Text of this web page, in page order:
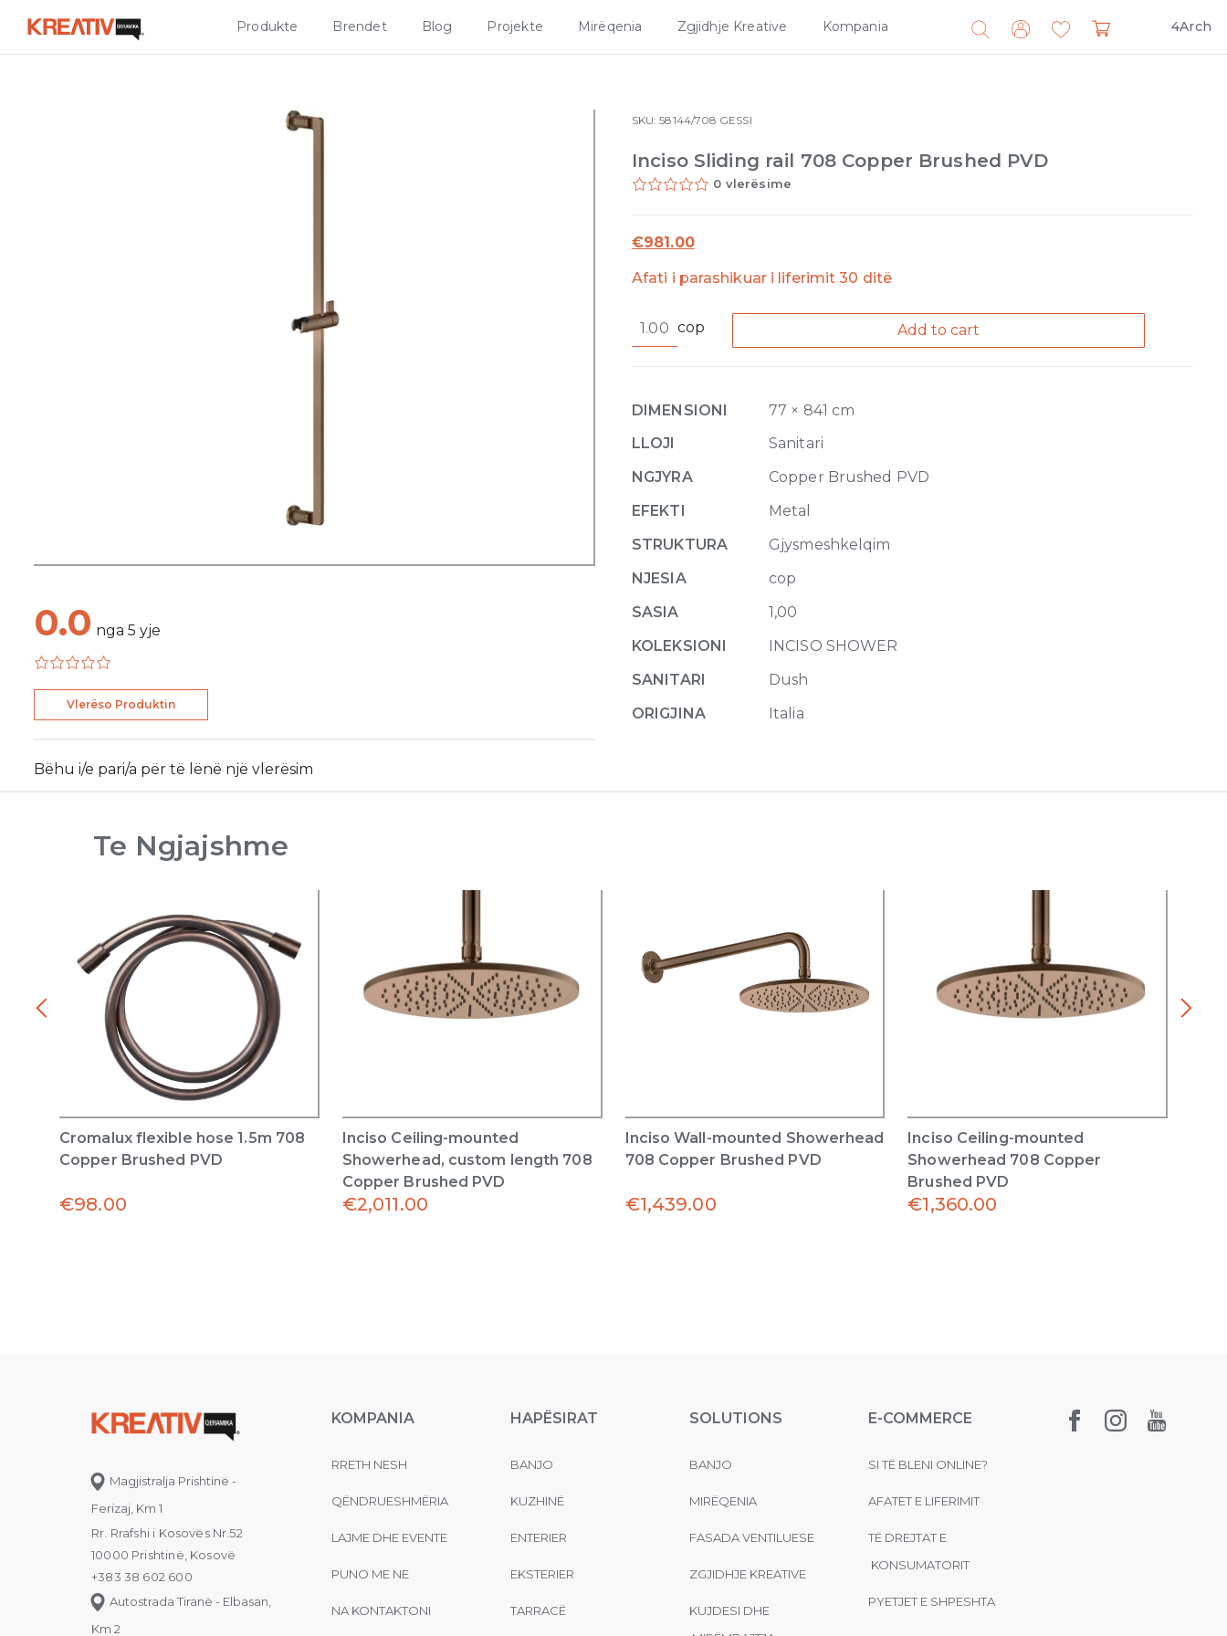
Produkte Brendet Blog Projekte Mirëqenia Zgjidhje Kreative Kompania 4Arch
Search
for:
0.0 nga 5 yje
Vlerëso Produktin
Bëhu i/e pari/a për të lënë një vlerësim
SKU:58144/708 GESSI
Inciso Sliding rail 708 Copper Brushed PVD
0 vlerësime
€981.00
Afati i parashikuar i liferimit 30 ditë
Sliding
Brushed
PVD
cop Add to cart
DIMENSIONI
77 × 841 cm
LLOJI
Sanitari
NGJYRA
Copper Brushed PVD
EFEKTI
Metal
STRUKTURA
Gjysmeshkelqim
NJESIA
cop
SASIA
1,00
KOLEKSIONI
INCISO SHOWER
SANITARI
Dush
ORIGJINA
Italia
Te Ngjajshme
Cromalux flexible hose 1.5m 708
Copper Brushed PVD
€98.00
Inciso Ceiling-mounted
Showerhead, custom length 708
Copper Brushed PVD
€2,011.00
Inciso Wall-mounted Showerhead
708 Copper Brushed PVD
€1,439.00
Inciso Ceiling-mounted
Showerhead 708 Copper
Brushed PVD
€1,360.00
Magjistralja Prishtinë -
Ferizaj, Km 1
Rr. Rrafshi i Kosovës Nr.52
10000 Prishtinë, Kosovë
+383 38 602 600
Autostrada Tiranë - Elbasan,
Km 2
KOMPANIA
RRETH NESH
QËNDRUESHMËRIA
LAJME DHE EVENTE
PUNO ME NE
NA KONTAKTONI
HAPËSIRAT
BANJO
KUZHINË
ENTERIER
EKSTERIER
TARRACË
SOLUTIONS
BANJO
MIRËQENIA
FASADA VENTILUESE
ZGJIDHJE KREATIVE
KUJDESI DHE
E-COMMERCE
SI TË BLENI ONLINE?
AFATET E LIFERIMIT
TË DREJTAT E
KONSUMATORIT
PYETJET E SHPESHTA